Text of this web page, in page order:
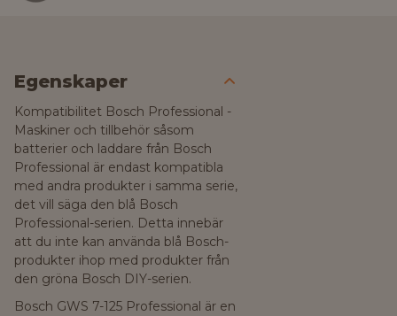
Egenskaper
Kompatibilitet Bosch Professional -
Maskiner och tillbehör såsom
batterier och laddare från Bosch
Professional är endast kompatibla
med andra produkter i samma serie,
det vill säga den blå Bosch
Professional-serien. Detta innebär
att du inte kan använda blå Bosch-
produkter ihop med produkter från
den gröna Bosch DIY-serien.
Bosch GWS 7-125 Professional är en